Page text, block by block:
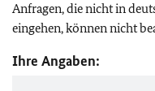
Anfragen, die nicht in
eingehen, können nicht
Ihre Angaben: